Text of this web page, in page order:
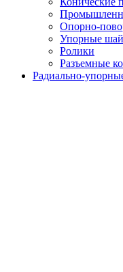
Опорно-
Упорные
Ролики
Разъемные
Радиально-